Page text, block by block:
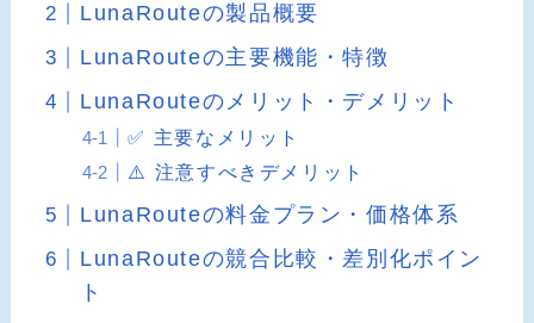
LunaRouteの製品概要
LunaRouteの主要機能・特徴
LunaRouteのメリット・デメリット
✅ 主要なメリット
⚠️ 注意すべきデメリット
LunaRouteの料金プラン・価格体系
LunaRouteの競合比較・差別化ポイン
ト